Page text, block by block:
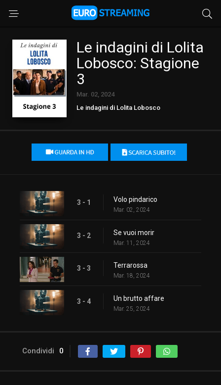
Le indagini di Lolita
Lobosco: Stagione
3
Mar. 02, 2024
Le indagini di Lolita Lobosco
3 - 1 Volo pindarico
Mar. 02, 2024
3 - 2 Se vuoi morir
Mar. 11, 2024
3 - 3 Terrarossa
Mar. 18, 2024
3 - 4 Un brutto affare
Mar. 25, 2024
Condividi 0